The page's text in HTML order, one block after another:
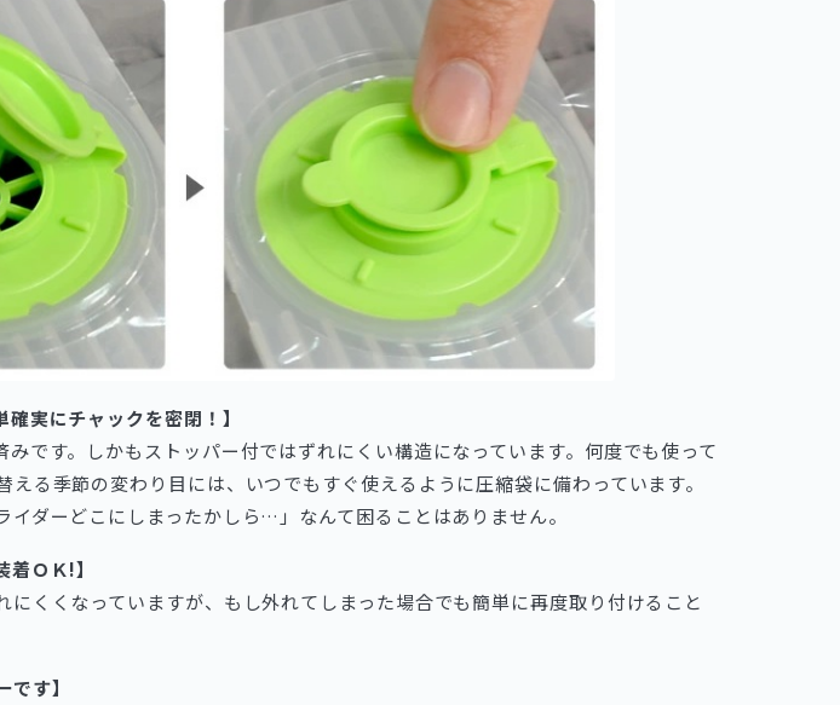
確実にチャックを密閉！】
みです。しかもストッパー付ではずれにくい構造になっています。何度でも使って
る季節の変わり目には、いつでもすぐ使えるように圧縮袋に備わっています。
イダーどこにしまったかしら…」なんて困ることはありません。
着ＯＫ!】
にくくなっていますが、もし外れてしまった場合でも簡単に再度取り付けること
す】